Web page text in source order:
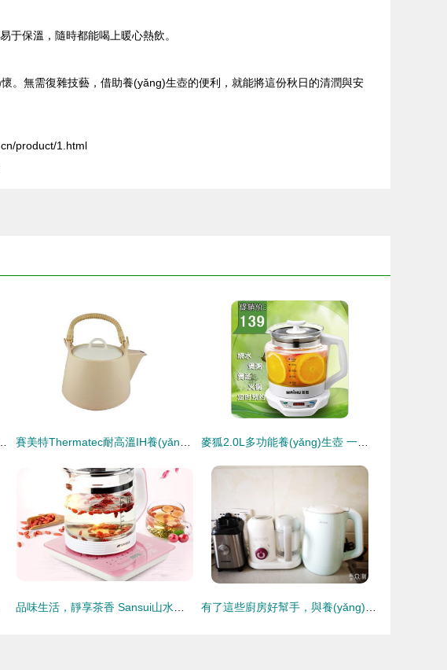
于保溫，隨時都能喝上暖心熱飲。
。無需復雜技藝，借助養(yǎng)生壺的便利，就能將這份秋日的清潤與安
product/1.html